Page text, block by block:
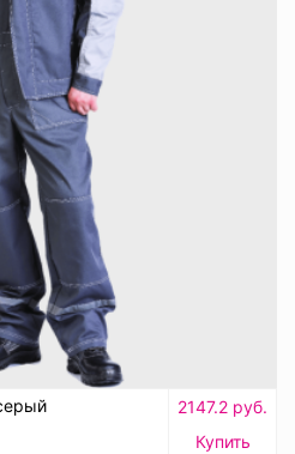
2147.2 руб.
Купить